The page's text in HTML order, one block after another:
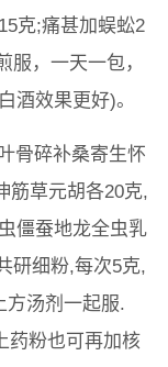
克;痛甚加蜈蚣2
，一天一包，
酒效果更好)。
骨碎补桑寄生怀
筋草元胡各20克,
僵蚕地龙全虫乳
研细粉,每次5克,
方汤剂一起服.
药粉也可再加核